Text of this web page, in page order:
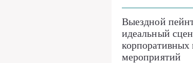
Выездной
идеальный
корпоративных
мероприятий